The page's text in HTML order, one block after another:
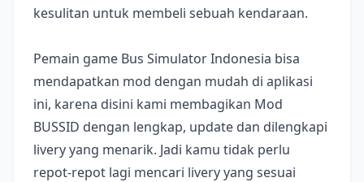
kesulitan untuk membeli sebuah kendaraan.
Pemain game Bus Simulator Indonesia bisa
mendapatkan mod dengan mudah di aplikasi
ini, karena disini kami membagikan Mod
BUSSID dengan lengkap, update dan dilengkapi
livery yang menarik. Jadi kamu tidak perlu
repot-repot lagi mencari livery yang sesuai